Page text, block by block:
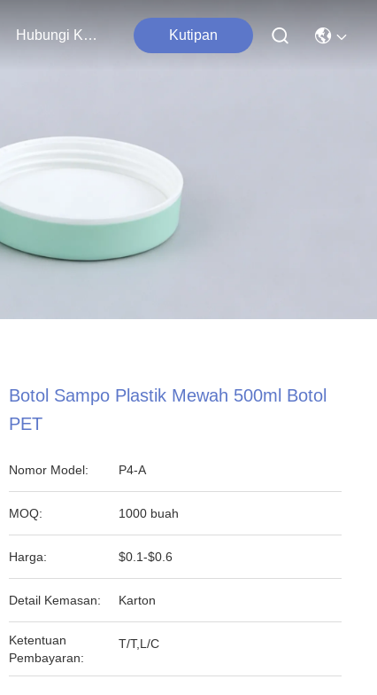
Hubungi Kami Kutipan
Botol Sampo Plastik Mewah 500ml Botol
PET
Nomor Model: P4-A
MOQ: 1000 buah
Harga: $0.1-$0.6
Detail Kemasan: Karton
Ketentuan
Pembayaran:
T/T,L/C